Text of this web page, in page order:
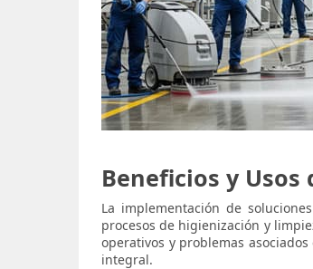
Beneficios y
La implementación de
procesos de higienización y
operativos y problemas
integral.